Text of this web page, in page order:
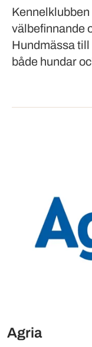
välbefinnande
Hundmässa
både hundar
Agria